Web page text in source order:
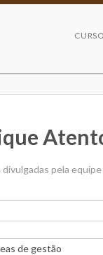
pela
de gestão